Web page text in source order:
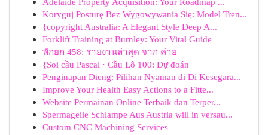
Koryguj Posturę Bez Wygowywania Się: Model Tren...
{copyright Australia: A Elegant Style Deep A...
Forklift Training at Burnley: Your Vital Guide
พักยก 458: รายงานล่าสุด จาก ค่าย
{Soi cầu Pascal · Cầu Lô 100: Dự đoán
Penginapan Dieng: Pilihan Nyaman di Di Kesegara...
Improve Your Health Easy Actions to a Fitte...
Website Permainan Online Terbaik dan Terper...
Spermageile Schlampe Aus Austria will in versau...
Custom CNC Machining Services